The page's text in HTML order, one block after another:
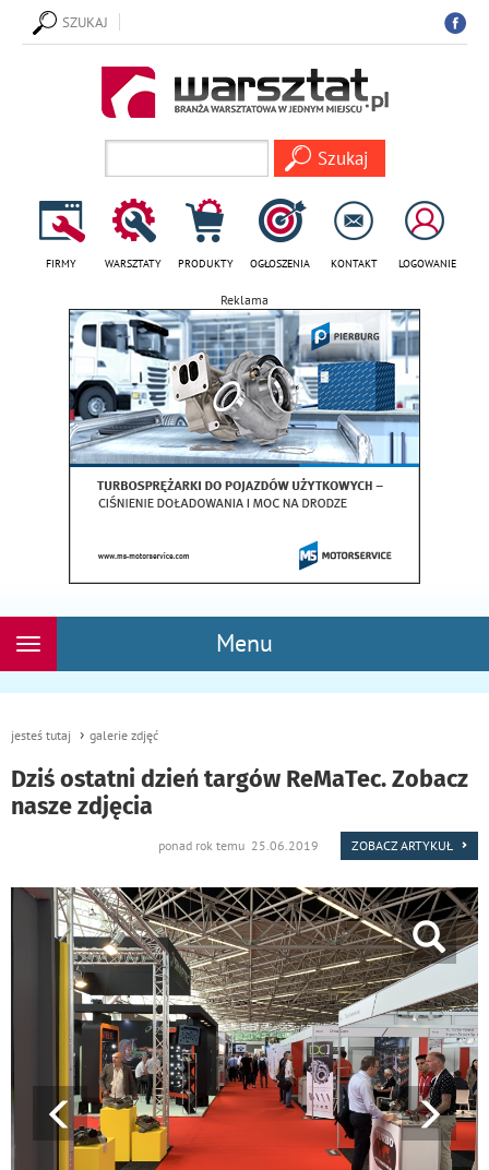
SZUKAJ
FIRMY WARSZTATY PRODUKTY OGŁOSZENIA KONTAKT LOGOWANIE
Reklama
Menu
Rozwiń
jesteś tutaj galerie zdjęć
Dziś ostatni dzień targów ReMaTec. Zobacz
nasze zdjęcia
ponad rok temu 25.06.2019 ZOBACZ ARTYKUŁ